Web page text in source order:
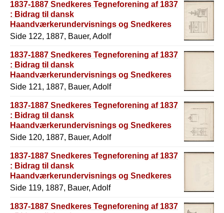
1837-1887 Snedkeres Tegneforening af 1837
: Bidrag til dansk
Haandværkerundervisnings og Snedkeres
Historie
Side 122, 1887, Bauer, Adolf
1837-1887 Snedkeres Tegneforening af 1837
: Bidrag til dansk
Haandværkerundervisnings og Snedkeres
Historie
Side 121, 1887, Bauer, Adolf
1837-1887 Snedkeres Tegneforening af 1837
: Bidrag til dansk
Haandværkerundervisnings og Snedkeres
Historie
Side 120, 1887, Bauer, Adolf
1837-1887 Snedkeres Tegneforening af 1837
: Bidrag til dansk
Haandværkerundervisnings og Snedkeres
Historie
Side 119, 1887, Bauer, Adolf
1837-1887 Snedkeres Tegneforening af 1837